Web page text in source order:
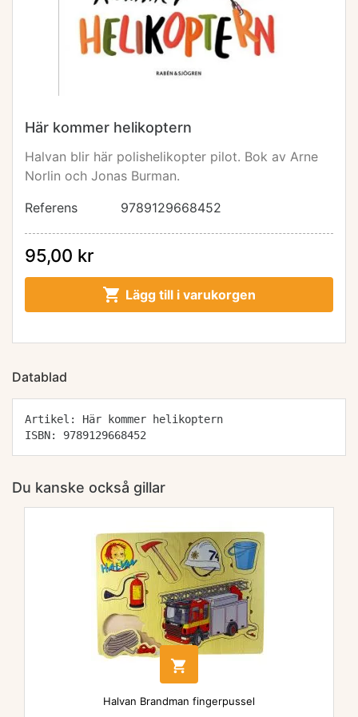
Här kommer helikoptern
Halvan blir här polishelikopter pilot. Bok av Arne
Norlin och Jonas Burman.
Referens
9789129668452
95,00 kr
 Lägg till i varukorgen
Datablad
Artikel: Här kommer helikoptern
ISBN: 9789129668452
Du kanske också gillar

Halvan Brandman fingerpussel